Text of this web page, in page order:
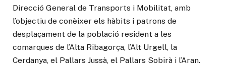
Direcció General de Transports i Mobilitat, amb
l’objectiu de conèixer els hàbits i patrons de
desplaçament de la població resident a les
comarques de l’Alta Ribagorça, l’Alt Urgell, la
Cerdanya, el Pallars Jussà, el Pallars Sobirà i l’Aran.